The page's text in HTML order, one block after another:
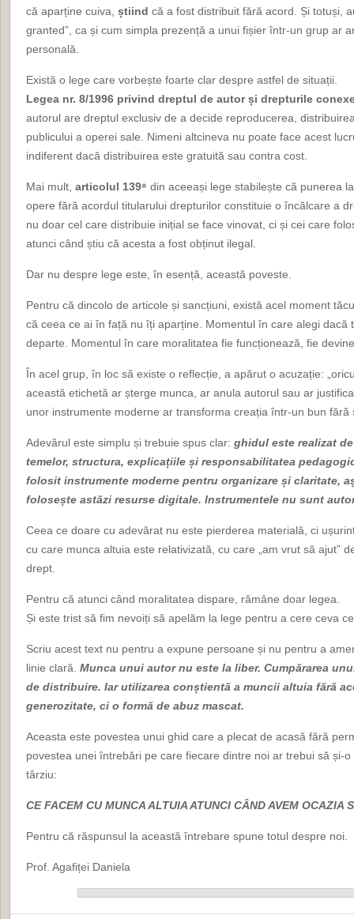
că aparține cuiva, știind că a fost distribuit fără acord. Și totuși,
granted”, ca și cum simpla prezență a unui fișier într-un grup ar
personală.
Există o lege care vorbește foarte clar despre astfel de situații.
Legea nr. 8/1996 privind dreptul de autor și drepturile
autorul are dreptul exclusiv de a decide reproducerea,
publicului a operei sale. Nimeni altcineva nu poate face acest
indiferent dacă distribuirea este gratuită sau contra cost.
Mai mult, articolul 139⁸ din aceeași lege stabilește că punerea
opere fără acordul titularului drepturilor constituie o încălcare a
nu doar cel care distribuie inițial se face vinovat, ci și cei care
atunci când știu că acesta a fost obținut ilegal.
Dar nu despre lege este, în esență, această poveste.
Pentru că dincolo de articole și sancțiuni, există acel moment
că ceea ce ai în față nu îți aparține. Momentul în care alegi dacă
departe. Momentul în care moralitatea fie funcționează, fie
În acel grup, în loc să existe o reflecție, a apărut o acuzație:
această etichetă ar șterge munca, ar anula autorul sau ar
unor instrumente moderne ar transforma creația într-un bun fără
Adevărul este simplu și trebuie spus clar: ghidul este realizat
temelor, structura, explicațiile și responsabilitatea
folosit instrumente moderne pentru organizare și claritate,
folosește astăzi resurse digitale. Instrumentele nu sunt
Ceea ce doare cu adevărat nu este pierderea materială, ci
cu care munca altuia este relativizată, cu care „am vrut să ajut”
drept.
Pentru că atunci când moralitatea dispare, rămâne doar legea.
Și este trist să fim nevoiți să apelăm la lege pentru a cere ceva
Scriu acest text nu pentru a expune persoane și nu pentru a
linie clară. Munca unui autor nu este la liber. Cumpărarea
de distribuire. Iar utilizarea conștientă a muncii altuia fără
generozitate, ci o formă de abuz mascat.
Aceasta este povestea unui ghid care a plecat de acasă fără
povestea unei întrebări pe care fiecare dintre noi ar trebui să și-
târziu:
CE FACEM CU MUNCA ALTUIA ATUNCI CÂND AVEM OCAZIA
Pentru că răspunsul la această întrebare spune totul despre noi.
Prof. Agafiței Daniela